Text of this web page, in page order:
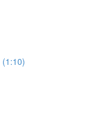
(1:10)